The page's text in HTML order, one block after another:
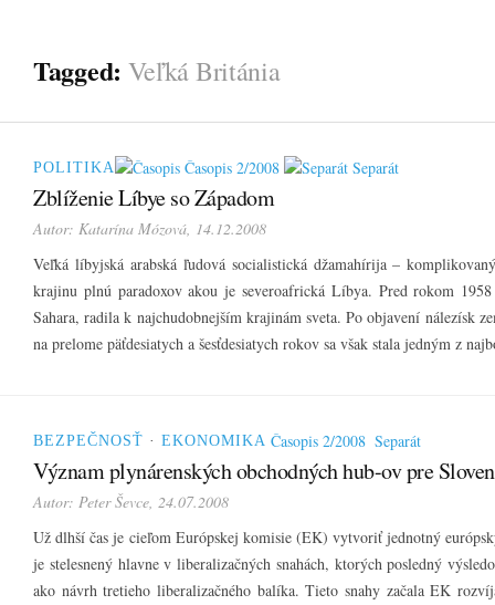
Tagged: Veľká Británia
POLITIKA Časopis 2/2008 Separát
Zblíženie Líbye so Západom
Autor: Katarína Mózová, 14.12.2008
Veľká líbyjská arabská ľudová socialistická džamahírija –
krajinu plnú paradoxov akou je severoafrická Líbya. Pred rokom
Sahara, radila k najchudobnejším krajinám sveta. Po objavení nálezísk
na prelome päťdesiatych a šesťdesiatych rokov sa však stala jedným z
BEZPEČNOSŤ · EKONOMIKA Časopis 2/2008
Význam plynárenských obchodných hub-ov pre
Autor: Peter Ševce, 24.07.2008
Už dlhší čas je cieľom Európskej komisie (EK) vytvoriť jednotný
je stelesnený hlavne v liberalizačných snahách, ktorých posledný
ako návrh tretieho liberalizačného balíka. Tieto snahy začala EK